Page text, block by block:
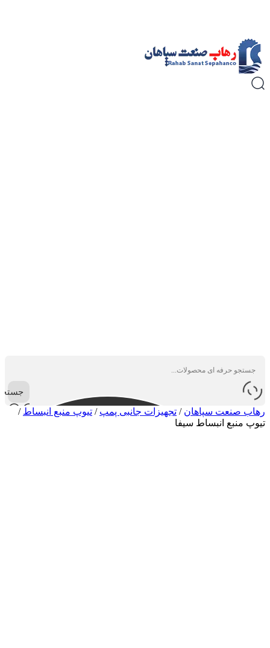
رهاب صنعت سپاهان / تجهیزات جانبی پمپ / تیوپ منبع انبساط /
تیوپ منبع انبساط سیفا